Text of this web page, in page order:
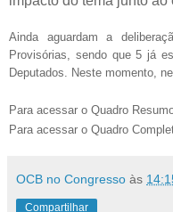
Ainda aguardam a
Provisórias, sendo que 5 já
Deputados. Neste momento,
Para acessar o Quadro
Para acessar o Quadro
OCB no Congresso às
Compartilhar